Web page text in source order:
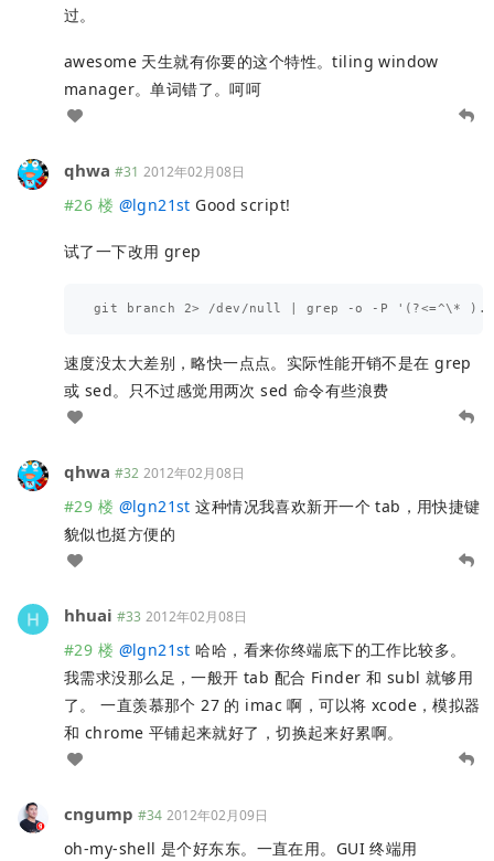
过。
awesome 天生就有你要的这个特性。tiling window
manager。单词错了。呵呵
qhwa #31 2012年02月08日
#26 楼 @lgn21st Good script!
试了一下改用 grep
速度没太大差别，略快一点点。实际性能开销不是在 grep
或 sed。只不过感觉用两次 sed 命令有些浪费
qhwa #32 2012年02月08日
#29 楼 @lgn21st 这种情况我喜欢新开一个 tab，用快捷键
貌似也挺方便的
hhuai #33 2012年02月08日
#29 楼 @lgn21st 哈哈，看来你终端底下的工作比较多。
我需求没那么足，一般开 tab 配合 Finder 和 subl 就够用
了。 一直羡慕那个 27 的 imac 啊，可以将 xcode，模拟器
和 chrome 平铺起来就好了，切换起来好累啊。
cngump #34 2012年02月09日
oh-my-shell 是个好东东。一直在用。GUI 终端用